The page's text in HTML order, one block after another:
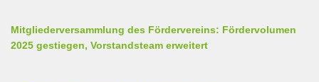
Mitgliederversammlung des Fördervereins: Fördervolumen
2025 gestiegen, Vorstandsteam erweitert